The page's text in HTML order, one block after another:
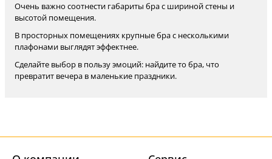
Очень важно соотнести габариты бра с шириной стены и
высотой помещения.
В просторных помещениях крупные бра с несколькими
плафонами выглядят эффектнее.
Сделайте выбор в пользу эмоций: найдите то бра, что
превратит вечера в маленькие праздники.